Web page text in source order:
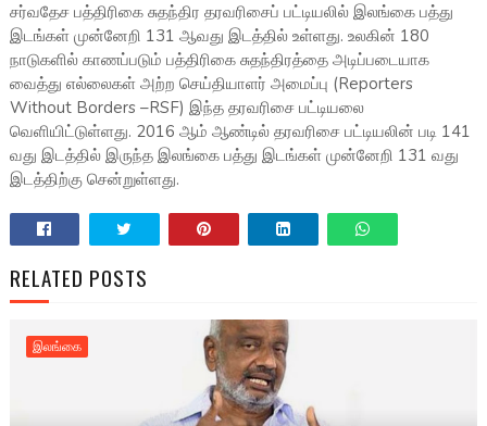
சர்வதேச பத்திரிகை சுதந்திர தரவரிசைப் பட்டியலில் இலங்கை பத்து
இடங்கள் முன்னேறி 131 ஆவது இடத்தில் உள்ளது. உலகின் 180
நாடுகளில் காணப்படும் பத்திரிகை சுதந்திரத்தை அடிப்படையாக
வைத்து எல்லைகள் அற்ற செய்தியாளர் அமைப்பு (Reporters
Without Borders –RSF) இந்த தரவரிசை பட்டியலை
வெளியிட்டுள்ளது. 2016 ஆம் ஆண்டில் தரவரிசை பட்டியலின் படி 141
வது இடத்தில் இருந்த இலங்கை பத்து இடங்கள் முன்னேறி 131 வது
இடத்திற்கு சென்றுள்ளது.
RELATED POSTS
இலங்கை